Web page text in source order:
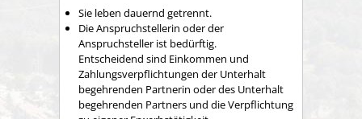
Sie leben dauernd getrennt.
Die Anspruchstellerin oder der
Anspruchsteller ist bedürftig.
Entscheidend sind Einkommen und
Zahlungsverpflichtungen der Unterhalt
begehrenden Partnerin oder des Unterhalt
begehrenden Partners und die Verpflichtung